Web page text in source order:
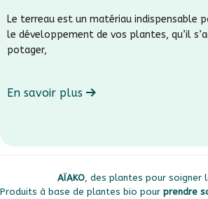
Le terreau est un matériau indispensable
le développement de vos plantes, qu’il
potager,
En savoir plus
AÏAKO , des plantes pour soigner
Produits à base de plantes bio pour prendre